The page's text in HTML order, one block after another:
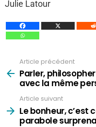
Julie Latour
plus
Article précédent
Parler,
avec la même
Article suivant
Le bonheur, c’est
parabole